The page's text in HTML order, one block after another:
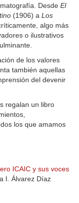
Desde El
(1906) a Los
algo más
o ilustrativos
de los valores
también aquellas
del devenir
regalan un libro
los que amamos
ICAIC y sus voces
I. Álvarez Díaz